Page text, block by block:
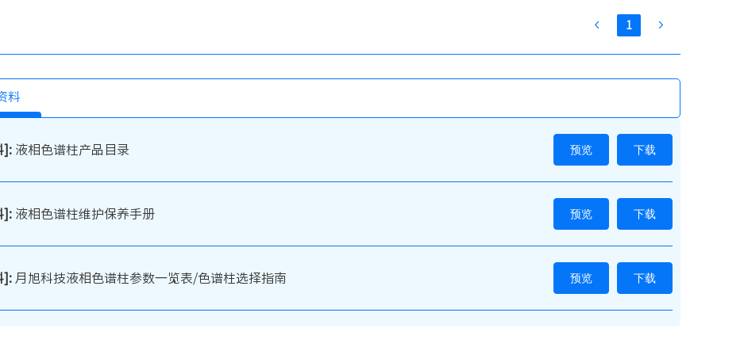
1
料
]: 液相色谱柱产品目录 预览 下载
]: 液相色谱柱维护保养手册 预览 下载
]: 月旭科技液相色谱柱参数一览表/色谱柱选择指南 预览 下载